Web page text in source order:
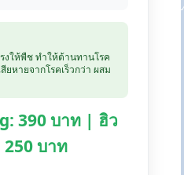
งให้พืช ทำให้ต้านทานโรค
หายจากโรคเร็วกว่า ผสม
390 บาท | ฮิว
บาท